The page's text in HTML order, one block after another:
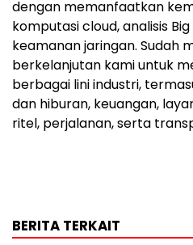
dengan memanfaatkan
komputasi cloud, analisis Big
keamanan jaringan. Sudah
berkelanjutan kami untuk
berbagai lini industri,
dan hiburan, keuangan,
ritel, perjalanan, serta
BERITA TERKAIT